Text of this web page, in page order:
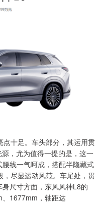
十足。车头部分，其运用贯
，尤为值得一提的是，这一
线一气呵成，搭配半隐藏式
尽显运动风范。车尾处，贯
尺寸方面，东风风神L8的
1677mm，轴距达